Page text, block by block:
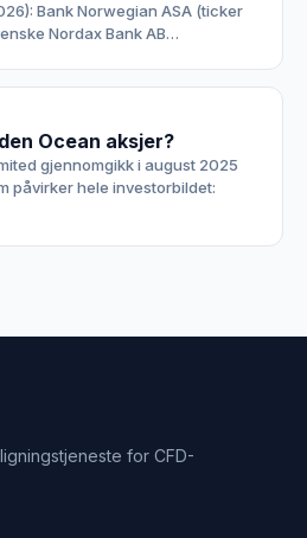
Bank Norwegian ASA (ticker
Nordax Bank AB…
Ocean aksjer?
gjennomgikk i august 2025
påvirker hele investorbildet:
for CFD-